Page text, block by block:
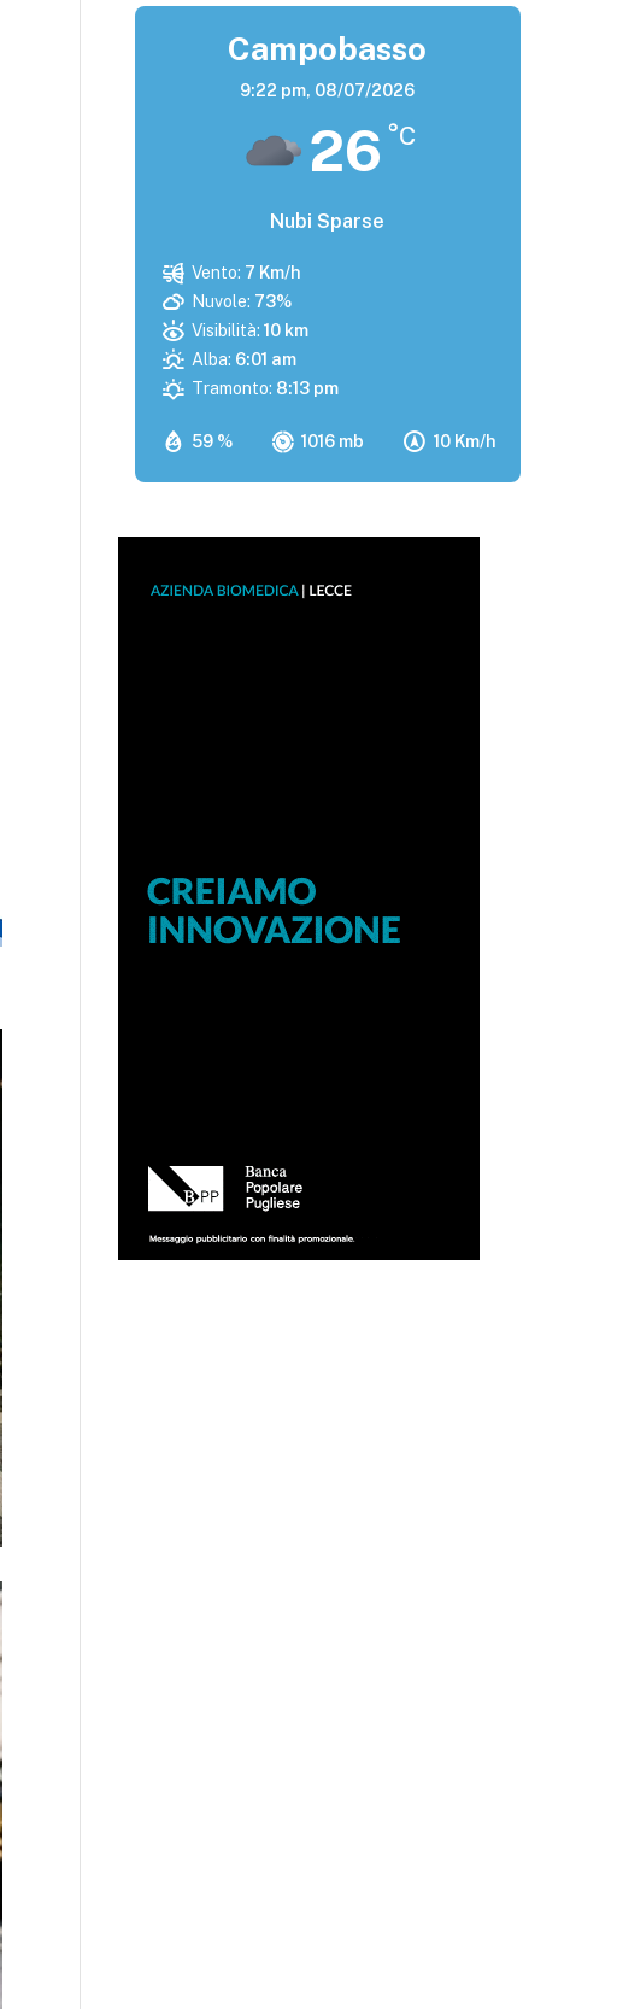
Campobasso
9:22 pm, 08/07/2026
26 °C
Nubi Sparse
59 % 1016 mb 10 Km/h
Vento: 7 Km/h
Nuvole: 73%
Visibilità: 10 km
Alba: 6:01 am
Tramonto: 8:13 pm